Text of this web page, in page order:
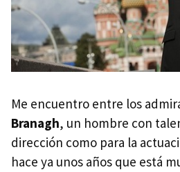
Me encuentro entre los
Branagh, un hombre con
dirección como para la
hace ya unos años que está